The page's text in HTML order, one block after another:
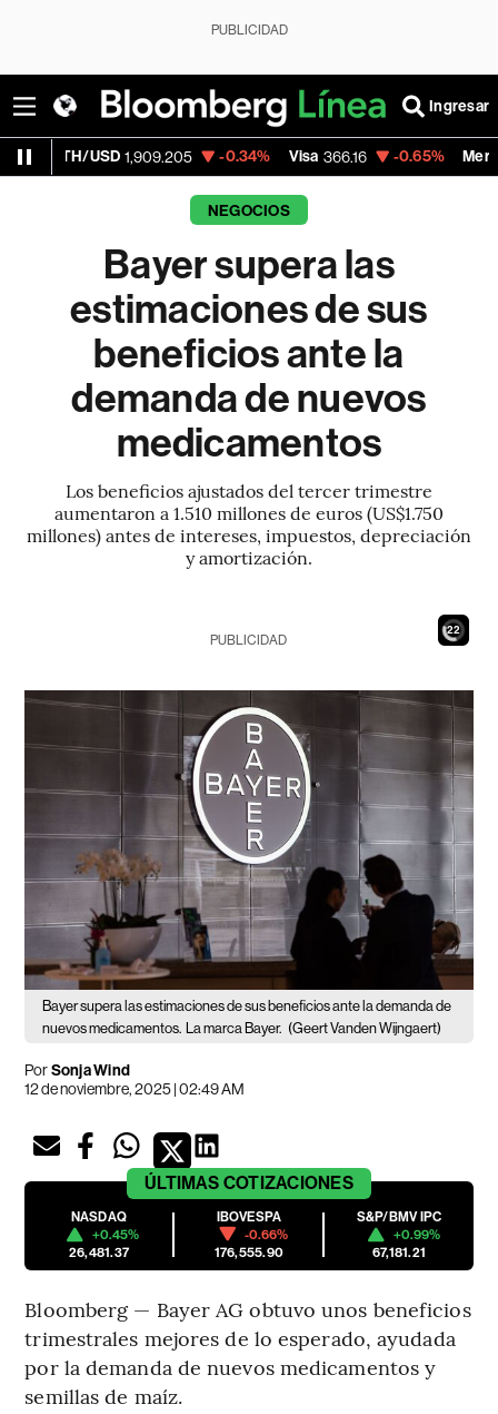
PUBLICIDAD
Ingresar
1,909.205 -0.34% Visa 366.16 -0.65% MercadoLibre
NEGOCIOS
Bayer supera las
estimaciones de sus
beneficios ante la
demanda de nuevos
medicamentos
Los beneficios ajustados del tercer trimestre
aumentaron a 1.510 millones de euros (US$1.750
millones) antes de intereses, impuestos, depreciación
y amortización.
20
PUBLICIDAD
Bayer supera las estimaciones de sus beneficios ante la demanda de
nuevos medicamentos.
La marca Bayer. (Geert Vanden Wijngaert)
PorSonja Wind
12 de noviembre, 2025 | 02:49 AM
ÚLTIMAS COTIZACIONES
NASDAQ
+0.45%
26,481.37
IBOVESPA
-0.66%
176,555.90
S&P/BMV IPC
+0.99%
67,181.21
Bloomberg — Bayer AG obtuvo unos beneficios
trimestrales mejores de lo esperado, ayudada
por la demanda de nuevos medicamentos y
semillas de maíz.